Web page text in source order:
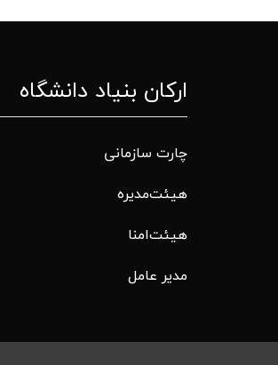
ارکان بنیاد دانشگاه
چارت سازمانی
هیئت‌مدیره
هیئت‌امنا
مدیر عامل